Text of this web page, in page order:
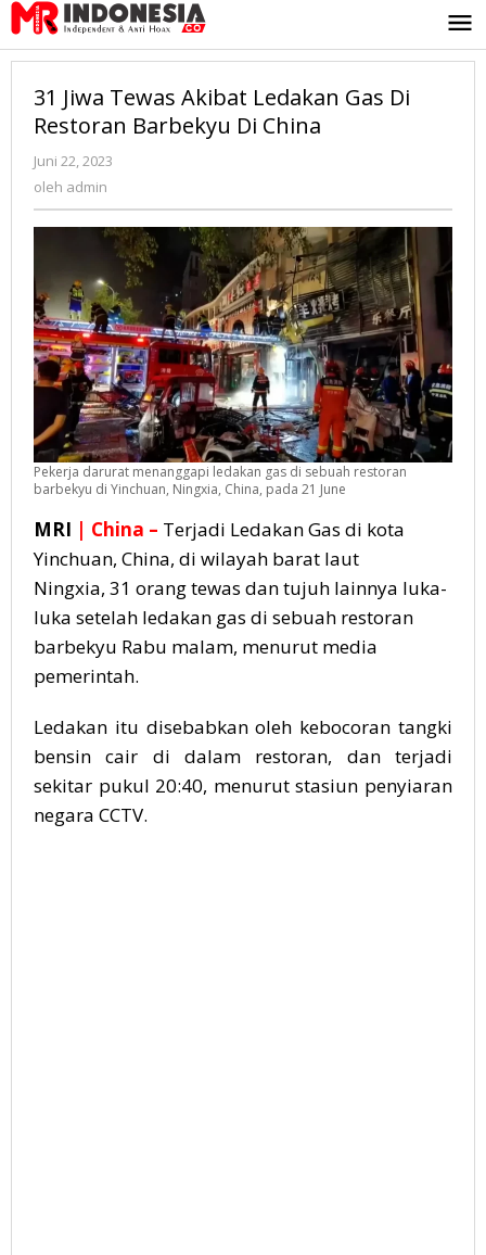
Lewati
ke
konten
31 Jiwa Tewas Akibat Ledakan Gas Di
Restoran Barbekyu Di China
Juni 22, 2023
oleh admin
Pekerja darurat menanggapi ledakan gas di sebuah restoran
barbekyu di Yinchuan, Ningxia, China, pada 21 June
MRI | China – Terjadi Ledakan Gas di kota
Yinchuan, China, di wilayah barat laut
Ningxia, 31 orang tewas dan tujuh lainnya luka-
luka setelah ledakan gas di sebuah restoran
barbekyu Rabu malam, menurut media
pemerintah.
Ledakan itu disebabkan oleh kebocoran tangki
bensin cair di dalam restoran, dan terjadi
sekitar pukul 20:40, menurut stasiun penyiaran
negara CCTV.